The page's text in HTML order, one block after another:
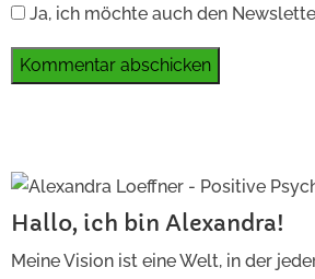
Ja, ich möchte auch den
Kommentar abschicken
Hallo, ich bin Alexandra!
Meine Vision ist eine Welt, in der